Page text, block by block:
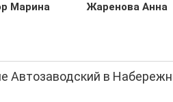
Марина Жаренова Анна
Автозаводский в